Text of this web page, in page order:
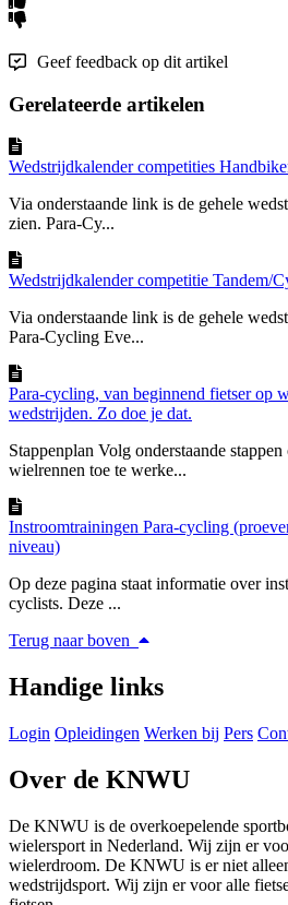
Geef feedback op dit artikel
Gerelateerde artikelen
Wedstrijdkalender competities
Via onderstaande link is de gehele
zien. Para-Cy...
Wedstrijdkalender competitie Tandem/
Via onderstaande link is de gehele
Para-Cycling Eve...
Para-cycling, van beginnend fietser op
wedstrijden. Zo doe je dat.
Stappenplan Volg onderstaande
wielrennen toe te werke...
Instroomtrainingen Para-cycling
niveau)
Op deze pagina staat informatie over
cyclists. Deze ...
Terug naar boven
Handige links
Login Opleidingen Werken bij Pers
Over de KNWU
De KNWU is de overkoepelende
wielersport in Nederland. Wij zijn er
wielerdroom. De KNWU is er niet
wedstrijdsport. Wij zijn er voor alle